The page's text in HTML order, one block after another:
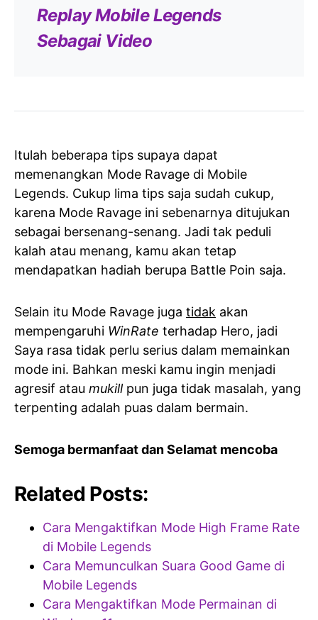
Replay Mobile Legends
Sebagai Video
Itulah beberapa tips supaya dapat
memenangkan Mode Ravage di Mobile
Legends. Cukup lima tips saja sudah cukup,
karena Mode Ravage ini sebenarnya ditujukan
sebagai bersenang-senang. Jadi tak peduli
kalah atau menang, kamu akan tetap
mendapatkan hadiah berupa Battle Poin saja.
Selain itu Mode Ravage juga tidak akan
mempengaruhi WinRate terhadap Hero, jadi
Saya rasa tidak perlu serius dalam memainkan
mode ini. Bahkan meski kamu ingin menjadi
agresif atau mukillpun juga tidak masalah, yang
terpenting adalah puas dalam bermain.
Semoga bermanfaat dan Selamat mencoba
Related Posts:
Cara Mengaktifkan Mode High Frame Rate
di Mobile Legends
Cara Memunculkan Suara Good Game di
Mobile Legends
Cara Mengaktifkan Mode Permainan di